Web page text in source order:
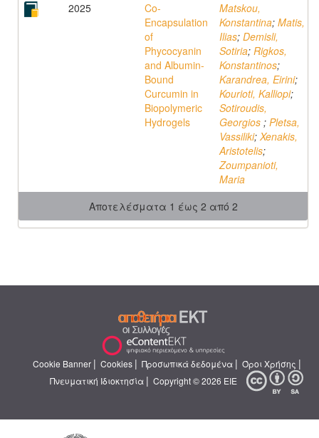
2025
Co-
Encapsulation
of
Phycocyanin
and Albumin-
Bound
Curcumin in
Biopolymeric
Hydrogels
Matskou,
Konstantina; Matis,
Ilias; Demisli,
Sotiria; Rigkos,
Konstantinos;
Karandrea, Eirini;
Kourioti, Kalliopi;
Sotiroudis,
Georgios ; Pletsa,
Vassiliki; Xenakis,
Aristotelis;
Zoumpanioti,
Maria
Αποτελέσματα 1 έως 2 από 2
Cookie Banner | Cookies | Προσωπικά δεδομένα | Όροι Χρήσης |
Πνευματική Ιδιοκτησία | Copyright © 2026 ΕΙΕ